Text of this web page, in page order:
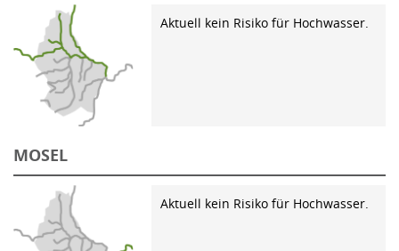
Aktuell kein Risiko für Hochwasser.
MOSEL
Aktuell kein Risiko für Hochwasser.